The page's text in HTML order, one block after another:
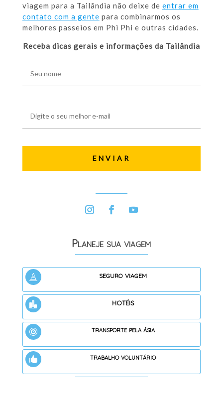
viagem para a Tailândia não deixe de entrar em
contato com a gente para combinarmos os
melhores passeios em Phi Phi e outras cidades.
Receba dicas gerais e informações da Tailândia
Planeje sua viagem
 seguro viagem
 hotéis
 transporte pela ásia
 trabalho voluntário